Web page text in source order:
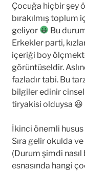
Çocuğa hiçbir şey
bırakılmış toplum
geliyor
Bu
Erkekler parti,
içeriği boy
görüntüseldir.
fazladır tabi. Bu
bilgiler edinir
tiryakisi olduysa 😆
İkinci önemli
Sıra gelir okulda
(Durum şimdi
esnasında hangi